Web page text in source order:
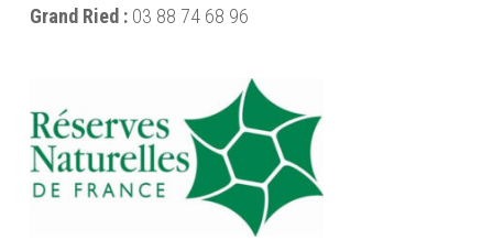
Grand Ried :03 88 74 68 96